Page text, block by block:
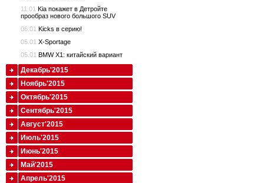
11.01 Kia покажет в Детройте
прообраз нового большого SUV
06.01 Kicks в серию!
05.01 X-Sportage
05.01 BMW X1: китайский вариант
Декабрь'2015
Ноябрь'2015
Октябрь'2015
Сентябрь'2015
Август'2015
Июль'2015
Июнь'2015
Май'2015
Апрель'2015